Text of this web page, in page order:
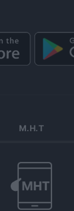
Μ.Η.Τ